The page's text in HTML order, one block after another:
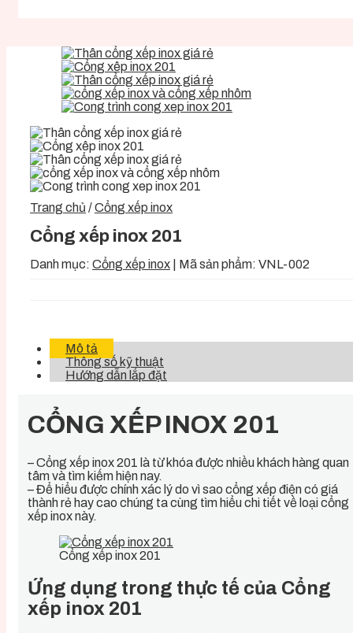
Trang chủ /Cổng xếp inox
Cổng xếp inox 201
Danh mục: Cổng xếp inox Mã sản phẩm: VNL-002
Mô tả
Thông số kỹ thuật
Hướng dẫn lắp đặt
CỔNG XẾP INOX 201
– Cổng xếp inox 201 là từ khóa được nhiều khách hàng quan
tâm và tìm kiếm hiện nay.
– Để hiểu được chính xác lý do vì sao cổng xếp điện có giá
thành rẻ hay cao chúng ta cùng tìm hiểu chi tiết về loại cổng
xếp inox này.
Cổng xếp inox 201
Ứng dụng trong thực tế của Cổng
xếp inox 201